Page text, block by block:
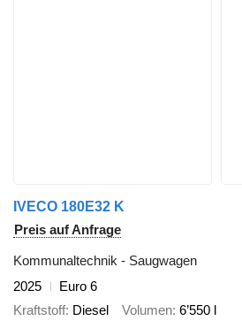
IVECO 180E32 K
Preis auf Anfrage
Kommunaltechnik - Saugwagen
2025
Euro 6
Kraftstoff Diesel Volumen 6’550 l